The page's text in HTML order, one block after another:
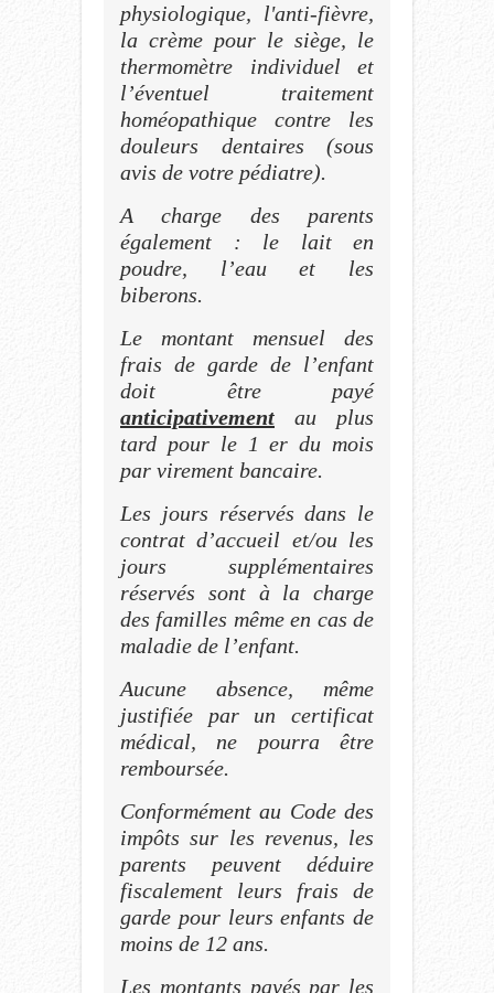
physiologique, l'anti-fièvre,
la crème pour le siège, le
thermomètre individuel et
l’éventuel traitement
homéopathique contre les
douleurs dentaires (sous
avis de votre pédiatre).
A charge des parents
également : le lait en
poudre, l’eau et les
biberons.
Le montant mensuel des
frais de garde de l’enfant
doit être payé
anticipativement au plus
tard pour le 1 er du mois
par virement bancaire.
Les jours réservés dans le
contrat d’accueil et/ou les
jours supplémentaires
réservés sont à la charge
des familles même en cas de
maladie de l’enfant.
Aucune absence, même
justifiée par un certificat
médical, ne pourra être
remboursée.
Conformément au Code des
impôts sur les revenus, les
parents peuvent déduire
fiscalement leurs frais de
garde pour leurs enfants de
moins de 12 ans.
Les montants payés par les